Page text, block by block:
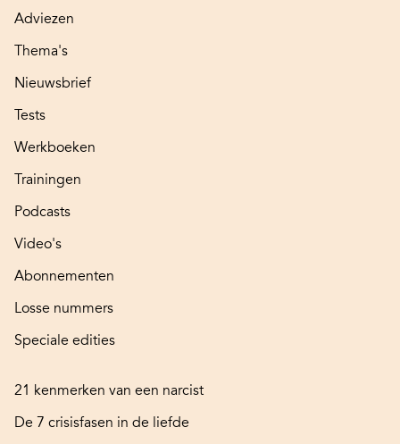
Adviezen
Thema's
Nieuwsbrief
Tests
Werkboeken
Trainingen
Podcasts
Video's
Abonnementen
Losse nummers
Speciale edities
21 kenmerken van een narcist
De 7 crisisfasen in de liefde